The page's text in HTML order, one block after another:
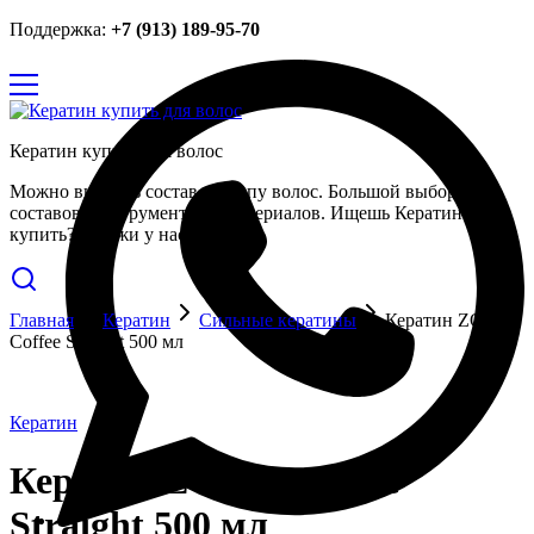
Поддержка: +7 (913) 189-95-70
Кератин купить для волос
Можно выбрать состав по типу волос. Большой выбор
составов, инструментов и материалов. Ищешь Кератин
купить? Закажи у нас.
Главная Кератин Сильные кератины
Кератин ZOOM
Coffee Straight 500 мл
Кератин
Кератин ZOOM Coffee
Straight 500 мл